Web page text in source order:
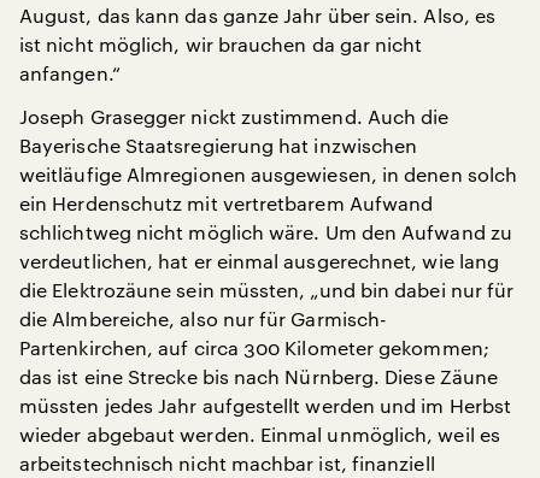
August, das kann das ganze Jahr über sein. Also, es
ist nicht möglich, wir brauchen da gar nicht
anfangen.“
Joseph Grasegger nickt zustimmend. Auch die
Bayerische Staatsregierung hat inzwischen
weitläufige Almregionen ausgewiesen, in denen solch
ein Herdenschutz mit vertretbarem Aufwand
schlichtweg nicht möglich wäre. Um den Aufwand zu
verdeutlichen, hat er einmal ausgerechnet, wie lang
die Elektrozäune sein müssten, „und bin dabei nur für
die Almbereiche, also nur für Garmisch-
Partenkirchen, auf circa 300 Kilometer gekommen;
das ist eine Strecke bis nach Nürnberg. Diese Zäune
müssten jedes Jahr aufgestellt werden und im Herbst
wieder abgebaut werden. Einmal unmöglich, weil es
arbeitstechnisch nicht machbar ist, finanziell